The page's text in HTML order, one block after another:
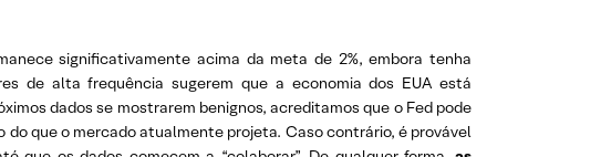
significativamente acima da meta de 2%, embora tenha
de alta frequência sugerem que a economia dos EUA está
dados se mostrarem benignos, acreditamos que o Fed pode
que o mercado atualmente projeta. Caso contrário, é provável